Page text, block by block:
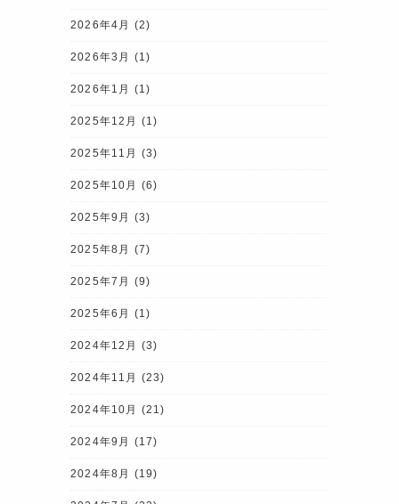
2026年4月 (2)
2026年3月 (1)
2026年1月 (1)
2025年12月 (1)
2025年11月 (3)
2025年10月 (6)
2025年9月 (3)
2025年8月 (7)
2025年7月 (9)
2025年6月 (1)
2024年12月 (3)
2024年11月 (23)
2024年10月 (21)
2024年9月 (17)
2024年8月 (19)